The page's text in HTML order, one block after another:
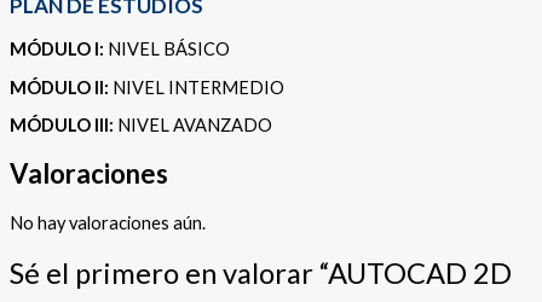
PLAN DE ESTUDIOS
MÓDULO I: NIVEL BÁSICO
MÓDULO II: NIVEL INTERMEDIO
MÓDULO III: NIVEL AVANZADO
Valoraciones
No hay valoraciones aún.
Sé el primero en valorar “AUTOCAD 2D